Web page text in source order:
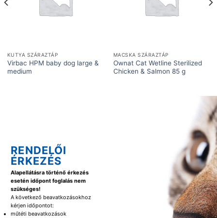
KUTYA SZÁRAZTÁP
Virbac HPM baby dog large &
medium
MACSKA SZÁRAZTÁP
Ownat Cat Wetline Sterilized
Chicken & Salmon 85 g
RENDELŐI
ÉRKEZÉS
Alapellátásra történő érkezés
esetén időpont foglalás nem
szükséges!
A következő beavatkozásokhoz
kérjen időpontot:
műtéti beavatkozások